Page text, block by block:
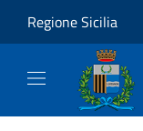
Regione Sicilia